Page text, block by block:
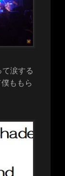
涙する
ももら